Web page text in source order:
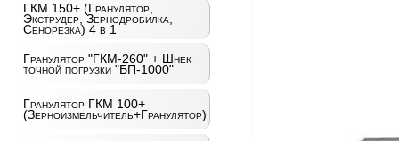
ГКМ 150+ (Гранулятор,
Экструдер, Зернодробилка,
Сенорезка) 4 в 1
Гранулятор "ГКМ-260" + Шнек
точной погрузки "БП-1000"
Гранулятор ГКМ 100+
(Зерноизмельчитель+Гранулятор)